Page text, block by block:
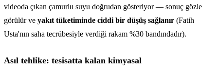
videoda çıkan çamurlu suyu doğrudan gösteriyor — sonuç gözle
görülür ve yakıt tüketiminde ciddi bir düşüş sağlanır (Fatih
Usta'nın saha tecrübesiyle verdiği rakam %30 bandındadır).
Asıl tehlike: tesisatta kalan kimyasal